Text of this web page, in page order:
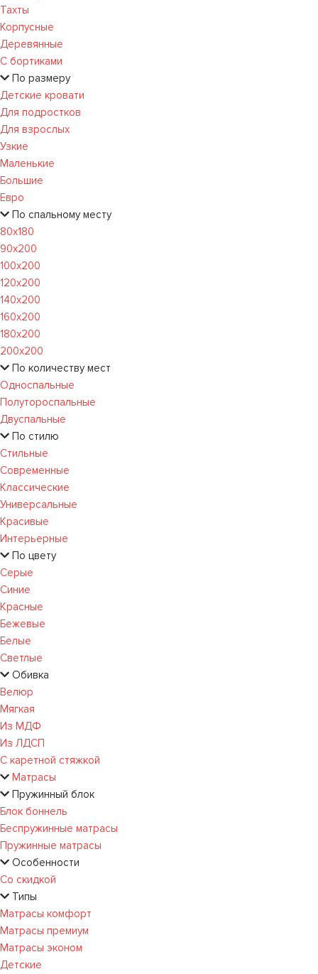
Тахты
Корпусные
Деревянные
С бортиками
По размеру
Детские кровати
Для подростков
Для взрослых
Узкие
Маленькие
Большие
Евро
По спальному месту
80х180
90х200
100х200
120x200
140х200
160х200
180х200
200х200
По количеству мест
Односпальные
Полутороспальные
Двуспальные
По стилю
Стильные
Современные
Классические
Универсальные
Красивые
Интерьерные
По цвету
Серые
Синие
Красные
Бежевые
Белые
Светлые
Обивка
Велюр
Мягкая
Из МДФ
Из ЛДСП
С каретной стяжкой
Матрасы
Пружинный блок
Блок боннель
Беспружинные матрасы
Пружинные матрасы
Особенности
Со скидкой
Типы
Матрасы комфорт
Матрасы премиум
Матрасы эконом
Детские